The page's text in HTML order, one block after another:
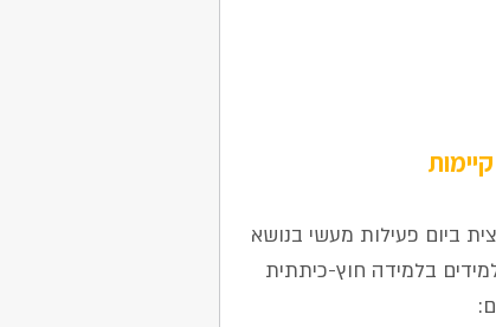
ביום פעילות מעשי בנושא
בלמידה חוץ-כיתתית